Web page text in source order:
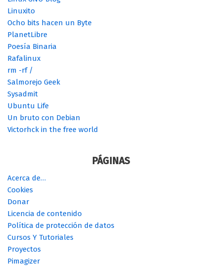
Linuxito
Ocho bits hacen un Byte
PlanetLibre
Poesía Binaria
Rafalinux
rm -rf /
Salmorejo Geek
Sysadmit
Ubuntu Life
Un bruto con Debian
Victorhck in the free world
PÁGINAS
Acerca de…
Cookies
Donar
Licencia de contenido
Política de protección de datos
Cursos Y Tutoriales
Proyectos
Pimagizer